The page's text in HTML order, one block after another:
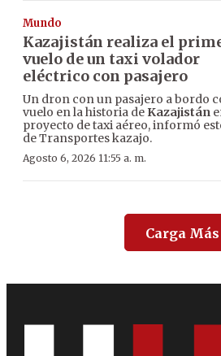
Mundo
Kazajistán realiza el
vuelo de un taxi volador
eléctrico con pasajero
Un dron con un pasajero a bordo
vuelo en la historia de Kazajistán
proyecto de taxi aéreo, informó
de Transportes kazajo.
Agosto 6, 2026 11:55 a. m.
Carga Más